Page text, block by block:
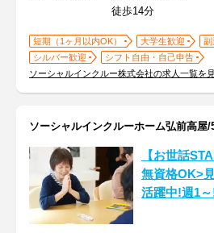
徒歩14分
短期（1ヶ月以内OK） 大学生歓迎
副
シルバー歓迎
シフト自由・自己申告
ソーシャルインクルー株式会社の求人一覧を
ソーシャルインクルーホーム弘前高屋/
【お世話
無資格OK>
活躍中!週1